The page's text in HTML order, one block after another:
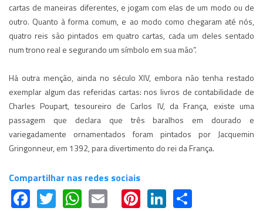
cartas de maneiras diferentes, e jogam com elas de um modo ou de
outro. Quanto à forma comum, e ao modo como chegaram até nós,
quatro reis são pintados em quatro cartas, cada um deles sentado
num trono real e segurando um símbolo em sua mão”.
Há outra menção, ainda no século XIV, embora não tenha restado
exemplar algum das referidas cartas: nos livros de contabilidade de
Charles Poupart, tesoureiro de Carlos IV, da França, existe uma
passagem que declara que três baralhos em dourado e
variegadamente ornamentados foram pintados por Jacquemin
Gringonneur, em 1392, para divertimento do rei da França.
Compartilhar nas redes sociais
Facebook
TwitterWhatsApp
EmailPinterest
LinkedIn